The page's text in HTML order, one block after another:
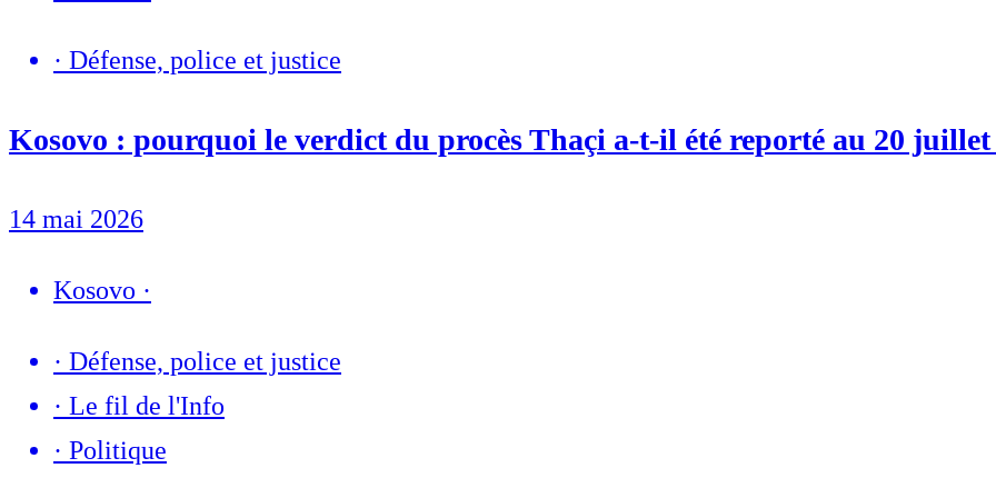
· Défense, police et justice
Kosovo : pourquoi le verdict du procès Thaçi a-t-il été reporté au 20 juillet
14 mai 2026
Kosovo ·
· Défense, police et justice
· Le fil de l'Info
· Politique